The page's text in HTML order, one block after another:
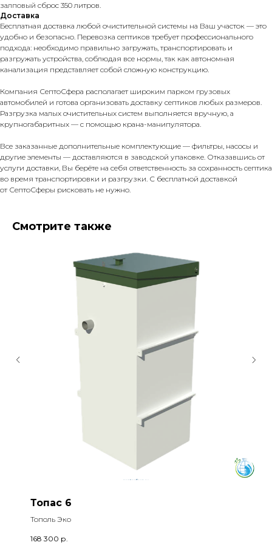
залповый сброс 350 литров.
Доставка
Бесплатная доставка любой очистительной системы на Ваш участок — это
удобно и безопасно. Перевозка септиков требует профессионального
подхода: необходимо правильно загружать, транспортировать и
разгружать устройства, соблюдая все нормы, так как автономная
канализация представляет собой сложную конструкцию.
Компания СептоСфера располагает широким парком грузовых
автомобилей и готова организовать доставку септиков любых размеров.
Разгрузка малых очистительных систем выполняется вручную, а
крупногабаритных — с помощью крана-манипулятора.
Все заказанные дополнительные комплектующие — фильтры, насосы и
другие элементы — доставляются в заводской упаковке. Отказавшись от
услуги доставки, Вы берёте на себя ответственность за сохранность септика
во время транспортировки и разгрузки. С бесплатной доставкой
от СептоСферы рисковать не нужно.
Смотрите также
Топас 6
Тополь Эко
168 300 р.